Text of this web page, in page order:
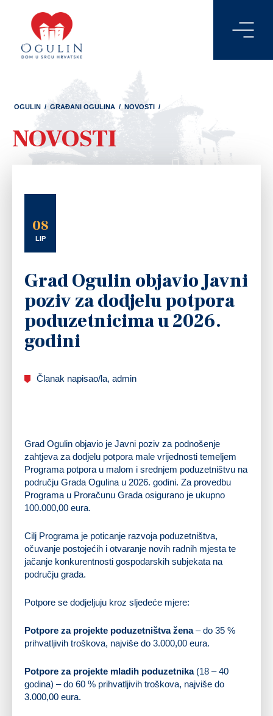
OGULIN / GRAĐANI OGULINA / NOVOSTI /
NOVOSTI
08
LIP
Grad Ogulin objavio Javni
poziv za dodjelu potpora
poduzetnicima u 2026.
godini
Članak napisao/la, admin
Grad Ogulin objavio je Javni poziv za podnošenje
zahtjeva za dodjelu potpora male vrijednosti temeljem
Programa potpora u malom i srednjem poduzetništvu na
području Grada Ogulina u 2026. godini. Za provedbu
Programa u Proračunu Grada osigurano je ukupno
100.000,00 eura.
Cilj Programa je poticanje razvoja poduzetništva,
očuvanje postojećih i otvaranje novih radnih mjesta te
jačanje konkurentnosti gospodarskih subjekata na
području grada.
Potpore se dodjeljuju kroz sljedeće mjere:
Potpore za projekte poduzetništva žena– do 35 %
prihvatljivih troškova, najviše do 3.000,00 eura.
Potpore za projekte mladih poduzetnika(18 – 40
godina) – do 60 % prihvatljivih troškova, najviše do
3.000,00 eura.